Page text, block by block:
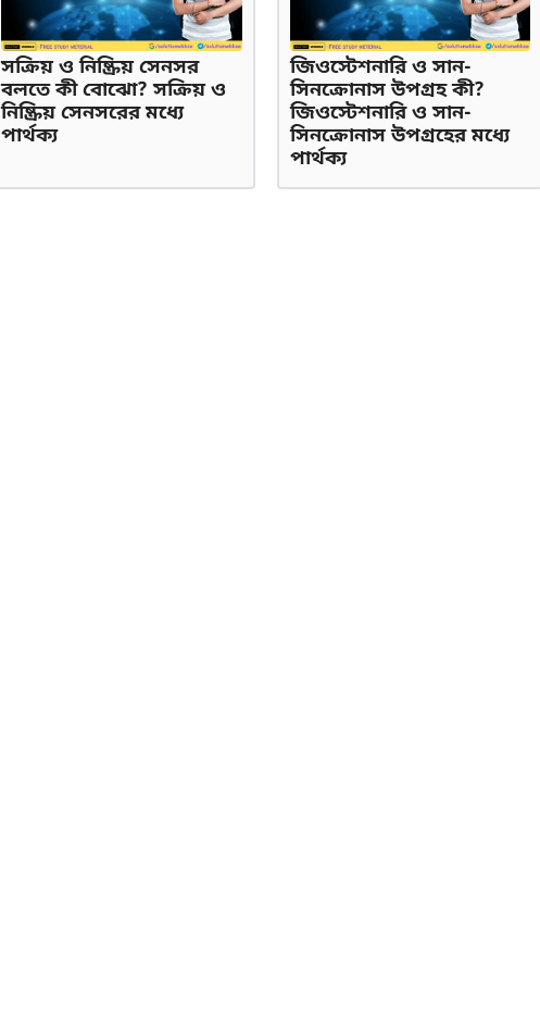
সক্রিয় ও নিষ্ক্রিয় সেনসর
বলতে কী বোঝো? সক্রিয় ও
নিষ্ক্রিয় সেনসরের মধ্যে
পার্থক্য
জিওস্টেশনারি ও সান-
সিনক্রোনাস উপগ্রহ কী?
জিওস্টেশনারি ও সান-
সিনক্রোনাস উপগ্রহের মধ্যে
পার্থক্য